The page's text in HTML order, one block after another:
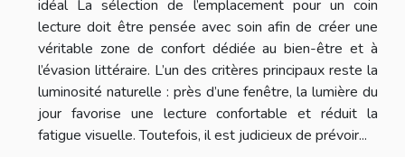
idéal La sélection de l’emplacement pour un coin
lecture doit être pensée avec soin afin de créer une
véritable zone de confort dédiée au bien-être et à
l’évasion littéraire. L’un des critères principaux reste la
luminosité naturelle : près d’une fenêtre, la lumière du
jour favorise une lecture confortable et réduit la
fatigue visuelle. Toutefois, il est judicieux de prévoir...